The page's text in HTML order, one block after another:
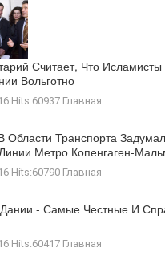
Считает, Что Исламисты
Вольготно
Hits:60937 Главная
Области Транспорта
Метро Копенгаген-
Hits:60790 Главная
- Самые Честные И
Hits:60417 Главная